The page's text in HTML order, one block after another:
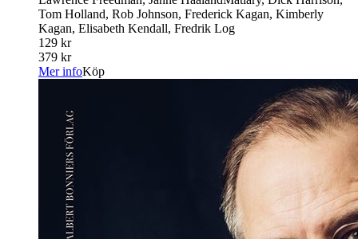
Tom Holland, Rob Johnson, Frederick Kagan, Kimberly
Kagan, Elisabeth Kendall, Fredrik Log
129 kr
379 kr
Mer infoKöp